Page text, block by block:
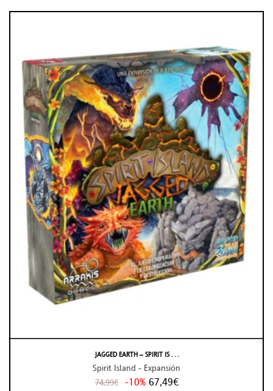
JAGGED EARTH – SPIRIT IS . . .
Spirit Island - Expansión
74,99€ -10% 67,49€